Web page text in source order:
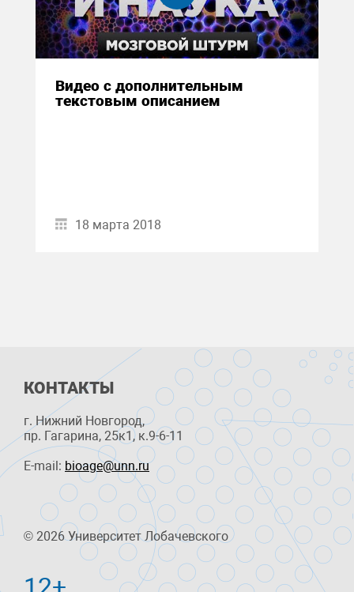
Видео с дополнительным
текстовым описанием
18 марта 2018
КОНТАКТЫ
г. Нижний Новгород,
пр. Гагарина, 25к1, к.9-6-11
E-mail: bioage@unn.ru
© 2026 Университет Лобачевского